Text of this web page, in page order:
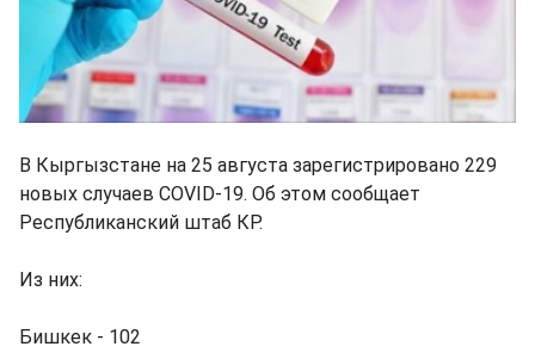
В Кыргызстане на 25 августа зарегистрировано 229
новых случаев COVID-19. Об этом сообщает
Республиканский штаб КР.
Из них:
Бишкек - 102